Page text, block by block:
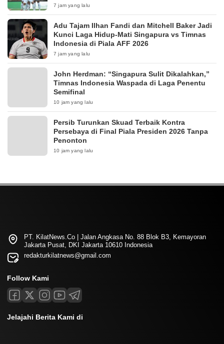
7 jam yang lalu
Adu Tajam Ilhan Fandi dan Mitchell Baker Jadi
Kunci Laga Hidup-Mati Singapura vs Timnas
Indonesia di Piala AFF 2026
7 jam yang lalu
John Herdman: “Singapura Sulit Dikalahkan,”
Timnas Indonesia Waspada di Laga Penentu
Semifinal
10 jam yang lalu
Persib Turunkan Skuad Terbaik Kontra
Persebaya di Final Piala Presiden 2026 Tanpa
Penonton
10 jam yang lalu
PT. KilatNews.Co | Jalan Angkasa No. 88 Blok B3, Kemayoran
Jakarta Pusat, DKI Jakarta 10610 Indonesia
redakturkilatnews@gmail.com
Follow Kami
Jelajahi Berita Kami di